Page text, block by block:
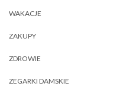
WAKACJE
ZAKUPY
ZDROWIE
ZEGARKI DAMSKIE